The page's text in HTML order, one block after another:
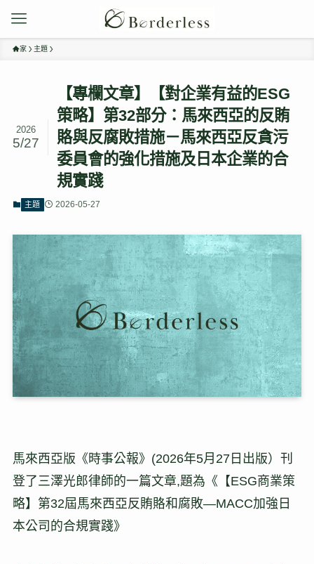
家 主題
【專欄文章】【對企業有益的ESG
策略】第32部分：馬來西亞的反賄
賂與反腐敗措施－馬來西亞反貪污
委員會的強化措施及日本企業的合
規實踐
2026
5/27
主題 2026-05-27
馬來西亞版《時事公報》(2026年5月27日出版）刊
登了三澤光郎律師的一篇文章,題為《【ESG商業策
略】第32屆馬來西亞反賄賂和腐敗—MACC加強日
本公司的合規實踐》